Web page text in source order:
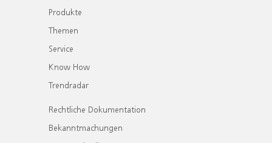
Produkte
Themen
Service
Know How
Trendradar
Rechtliche Dokumentation
Bekanntmachungen